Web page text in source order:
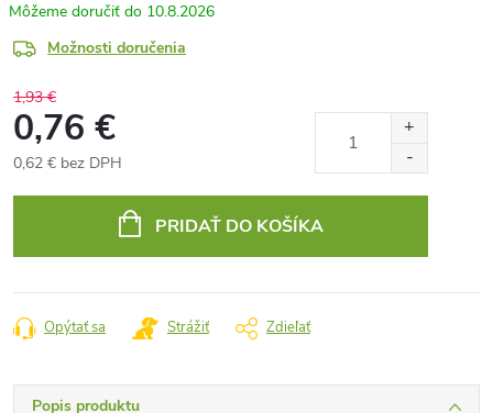
10.8.2026
Možnosti doručenia
1,93 €
0,76 €
0,62 € bez DPH
PRIDAŤ DO KOŠÍKA
Opýtať sa Strážiť Zdieľať
Popis produktu